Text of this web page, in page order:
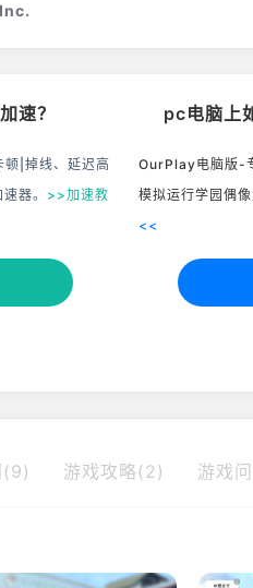
速？
|掉线、延迟高
器。 >>加速教
pc电脑上
OurPlay电脑版-
模拟运行学园偶
<<
(9) 游戏攻略(2) 游戏